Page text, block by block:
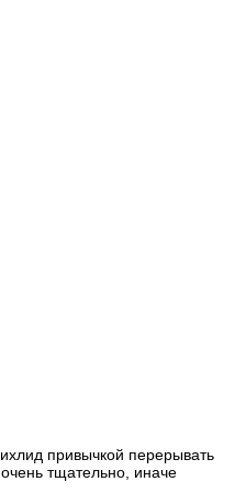
привычкой перерывать
тщательно, иначе